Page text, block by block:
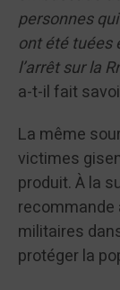
personnes
ont été tuées
l’arrêt sur la
a-t-il fait
La même
victimes
produit. À la
recommande
militaires
protéger la